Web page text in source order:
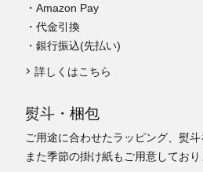
・Amazon Pay
・代金引換
・銀行振込(先払い)
詳しくはこちら
熨斗・梱包
ご用途に合わせたラッピング、熨斗
また季節の掛け紙もご用意しており